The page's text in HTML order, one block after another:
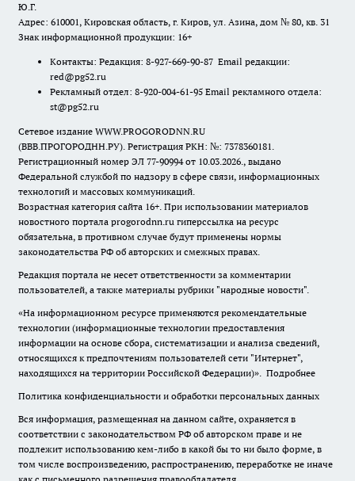
Ю.Г.
Адрес: 610001, Кировская область, г. Киров, ул. Азина, дом № 80, кв. 31
Знак информационной продукции: 16+
Контакты: Редакция: 8-927-669-90-87 Email редакции:
red@pg52.ru
Рекламный отдел: 8-920-004-61-95 Email рекламного отдела:
st@pg52.ru
Сетевое издание WWW.PROGORODNN.RU
(ВВВ.ПРОГОРОДНН.РУ). Регистрация РКН: №: 7378360181.
Регистрационный номер ЭЛ 77-90994 от 10.03.2026., выдано
Федеральной службой по надзору в сфере связи, информационных
технологий и массовых коммуникаций.
Возрастная категория сайта 16+. При использовании материалов
новостного портала progorodnn.ru гиперссылка на ресурс
обязательна, в противном случае будут применены нормы
законодательства РФ об авторских и смежных правах.
Редакция портала не несет ответственности за комментарии
пользователей, а также материалы рубрики "народные новости".
«На информационном ресурсе применяются рекомендательные
технологии (информационные технологии предоставления
информации на основе сбора, систематизации и анализа сведений,
относящихся к предпочтениям пользователей сети "Интернет",
находящихся на территории Российской Федерации)». Подробнее
Политика конфиденциальности и обработки персональных данных
Вся информация, размещенная на данном сайте, охраняется в
соответствии с законодательством РФ об авторском праве и не
подлежит использованию кем-либо в какой бы то ни было форме, в
том числе воспроизведению, распространению, переработке не иначе